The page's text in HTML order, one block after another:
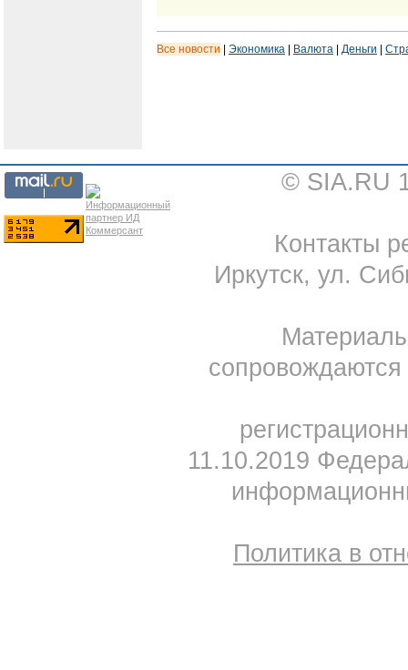
Все новости Экономика Валюта Деньги
© SIA.RU
Контакты
Иркутск, ул.
11.10.2019
Политика в